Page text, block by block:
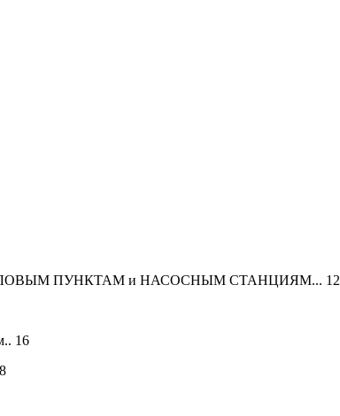
ПУНКТАМ и НАСОСНЫМ СТАНЦИЯМ... 12
16